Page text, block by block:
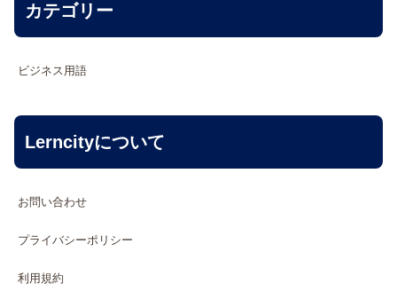
カテゴリー
ビジネス用語
Lerncityについて
お問い合わせ
プライバシーポリシー
利用規約